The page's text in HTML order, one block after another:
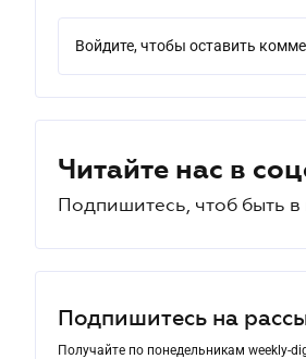
Войдите, чтобы оставить
Читайте нас в
Подпишитесь, чтоб быть в
Подпишитесь на
Получайте по понедельникам weekly-